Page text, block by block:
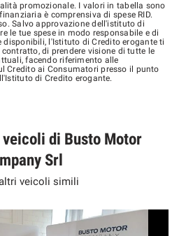
promozionale. I valori in tabella sono
è comprensiva di spese RID.
Salvo approvazione dell'istituto di
le tue spese in modo responsabile e di
disponibili, l'Istituto di Credito erogante ti
di prendere visione di tutte le
facendo riferimento alle
Credito ai Consumatori presso il punto
di Credito erogante.
di Busto Motor
Srl
veicoli simili